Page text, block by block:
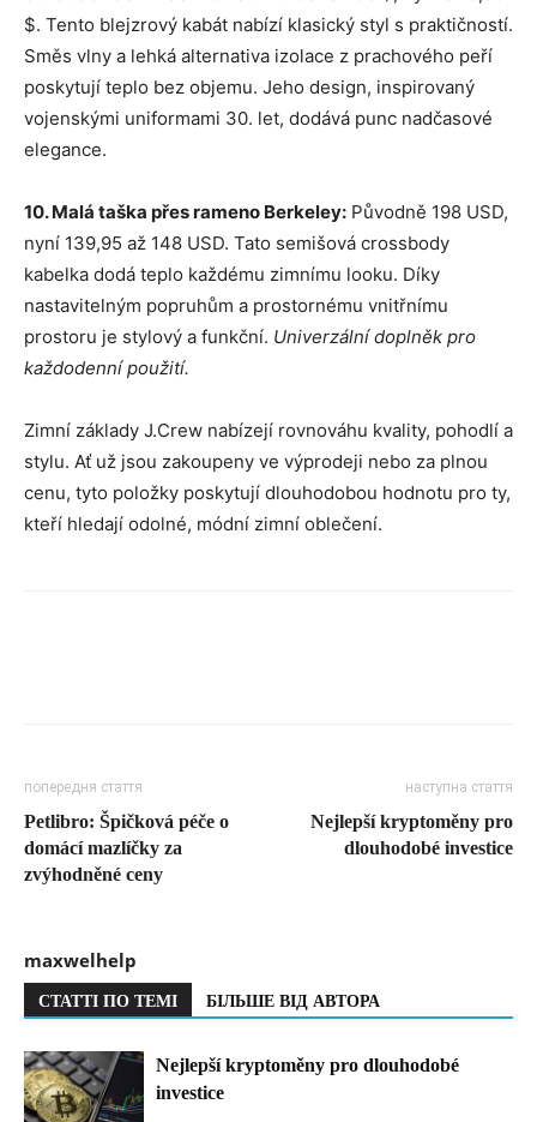
$. Tento blejzrový kabát nabízí klasický styl s praktičností.
Směs vlny a lehká alternativa izolace z prachového peří
poskytují teplo bez objemu. Jeho design, inspirovaný
vojenskými uniformami 30. let, dodává punc nadčasové
elegance.
10. Malá taška přes rameno Berkeley: Původně 198 USD,
nyní 139,95 až 148 USD. Tato semišová crossbody
kabelka dodá teplo každému zimnímu looku. Díky
nastavitelným popruhům a prostornému vnitřnímu
prostoru je stylový a funkční. Univerzální doplněk pro
každodenní použití.
Zimní základy J.Crew nabízejí rovnováhu kvality, pohodlí a
stylu. Ať už jsou zakoupeny ve výprodeji nebo za plnou
cenu, tyto položky poskytují dlouhodobou hodnotu pro ty,
kteří hledají odolné, módní zimní oblečení.
попередня стаття
Petlibro: Špičková péče o
domácí mazlíčky za
zvýhodněné ceny
наступна стаття
Nejlepší kryptoměny pro
dlouhodobé investice
maxwelhelp
СТАТТІ ПО ТЕМІ БІЛЬШЕ ВІД АВТОРА
Nejlepší kryptoměny pro dlouhodobé
investice